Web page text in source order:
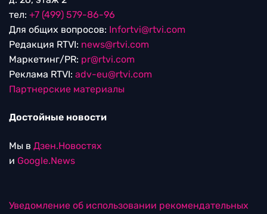
тел: +7 (499) 579-86-96
Для общих вопросов: Infortvi@rtvi.com
Редакция RTVI: news@rtvi.com
Маркетинг/PR: pr@rtvi.com
Реклама RTVI: adv-eu@rtvi.com
Партнерские материалы
Достойные новости
Мы в Дзен.Новостях
и Google.News
Уведомление об использовании рекомендательных